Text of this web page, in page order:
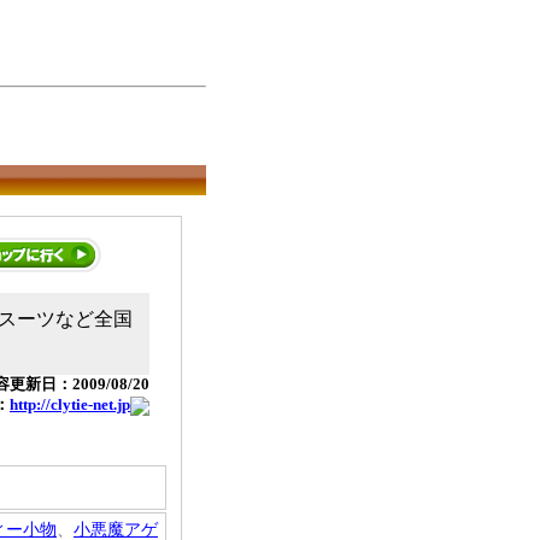
ーツなど全国
更新日：2009/08/20
http://clytie-net.jp
ー小物、 小悪魔アゲ